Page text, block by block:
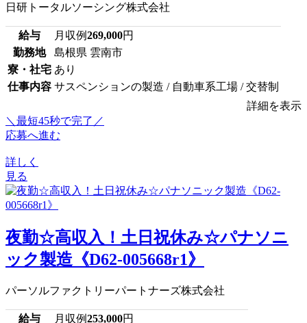
日研トータルソーシング株式会社
給与 月収例269,000円
勤務地
島根県 雲南市
寮・社宅 あり
仕事内容 サスペンションの製造 / 自動車系工場 / 交替制
詳細を表示
＼最短45秒で完了／
応募へ進む
詳しく
見る
夜勤☆高収入！土日祝休み☆パナソニ
ック製造《D62-005668r1》
パーソルファクトリーパートナーズ株式会社
給与 月収例253,000円